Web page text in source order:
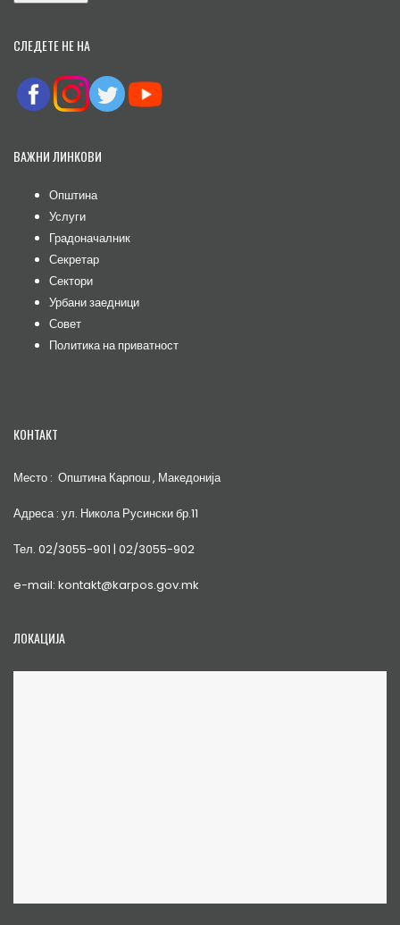
СЛЕДЕТЕ НЕ НА
ВАЖНИ ЛИНКОВИ
Општина
Услуги
Градоначалник
Секретар
Сектори
Урбани заедници
Совет
Политика на приватност
КОНТАКТ
Место : Општина Карпош , Македонија
Адреса : ул. Никола Русински бр.11
Тел. 02/3055-901 | 02/3055-902
e-mail: kontakt@karpos.gov.mk
ЛОКАЦИЈА